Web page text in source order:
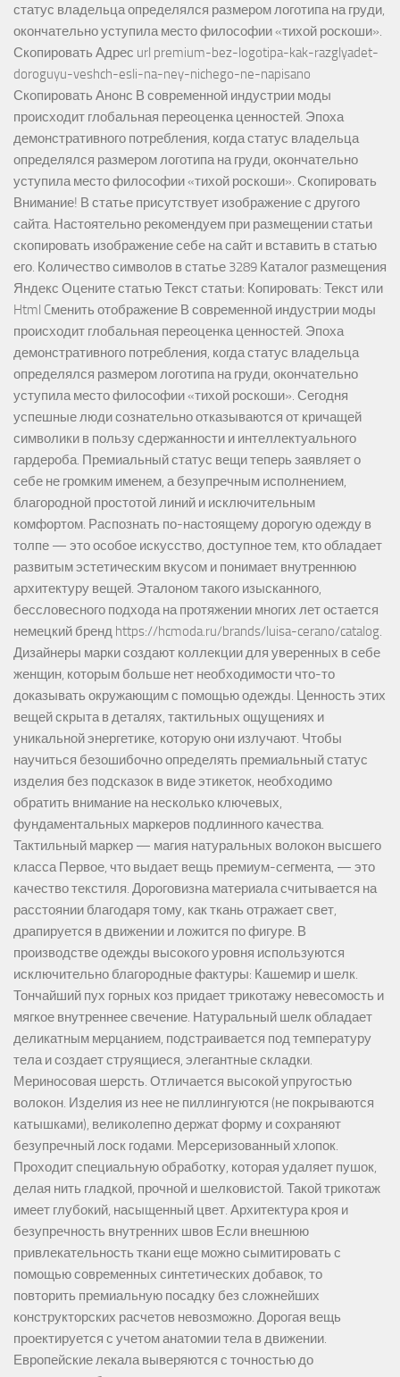
статус владельца определялся размером логотипа на груди,
окончательно уступила место философии «тихой роскоши».
Скопировать Адрес url premium-bez-logotipa-kak-razglyadet-
doroguyu-veshch-esli-na-ney-nichego-ne-napisano
Скопировать Анонс В современной индустрии моды
происходит глобальная переоценка ценностей. Эпоха
демонстративного потребления, когда статус владельца
определялся размером логотипа на груди, окончательно
уступила место философии «тихой роскоши». Скопировать
Внимание! В статье присутствует изображение с другого
сайта. Настоятельно рекомендуем при размещении статьи
скопировать изображение себе на сайт и вставить в статью
его. Количество символов в статье 3289 Каталог размещения
Яндекс Оцените статью Текст статьи: Копировать: Текст или
Html Cменить отображение В современной индустрии моды
происходит глобальная переоценка ценностей. Эпоха
демонстративного потребления, когда статус владельца
определялся размером логотипа на груди, окончательно
уступила место философии «тихой роскоши». Сегодня
успешные люди сознательно отказываются от кричащей
символики в пользу сдержанности и интеллектуального
гардероба. Премиальный статус вещи теперь заявляет о
себе не громким именем, а безупречным исполнением,
благородной простотой линий и исключительным
комфортом. Распознать по-настоящему дорогую одежду в
толпе — это особое искусство, доступное тем, кто обладает
развитым эстетическим вкусом и понимает внутреннюю
архитектуру вещей. Эталоном такого изысканного,
бессловесного подхода на протяжении многих лет остается
немецкий бренд https://hcmoda.ru/brands/luisa-cerano/catalog.
Дизайнеры марки создают коллекции для уверенных в себе
женщин, которым больше нет необходимости что-то
доказывать окружающим с помощью одежды. Ценность этих
вещей скрыта в деталях, тактильных ощущениях и
уникальной энергетике, которую они излучают. Чтобы
научиться безошибочно определять премиальный статус
изделия без подсказок в виде этикеток, необходимо
обратить внимание на несколько ключевых,
фундаментальных маркеров подлинного качества.
Тактильный маркер — магия натуральных волокон высшего
класса Первое, что выдает вещь премиум-сегмента, — это
качество текстиля. Дороговизна материала считывается на
расстоянии благодаря тому, как ткань отражает свет,
драпируется в движении и ложится по фигуре. В
производстве одежды высокого уровня используются
исключительно благородные фактуры: Кашемир и шелк.
Тончайший пух горных коз придает трикотажу невесомость и
мягкое внутреннее свечение. Натуральный шелк обладает
деликатным мерцанием, подстраивается под температуру
тела и создает струящиеся, элегантные складки.
Мериносовая шерсть. Отличается высокой упругостью
волокон. Изделия из нее не пиллингуются (не покрываются
катышками), великолепно держат форму и сохраняют
безупречный лоск годами. Мерсеризованный хлопок.
Проходит специальную обработку, которая удаляет пушок,
делая нить гладкой, прочной и шелковистой. Такой трикотаж
имеет глубокий, насыщенный цвет. Архитектура кроя и
безупречность внутренних швов Если внешнюю
привлекательность ткани еще можно сымитировать с
помощью современных синтетических добавок, то
повторить премиальную посадку без сложнейших
конструкторских расчетов невозможно. Дорогая вещь
проектируется с учетом анатомии тела в движении.
Европейские лекала выверяются с точностью до